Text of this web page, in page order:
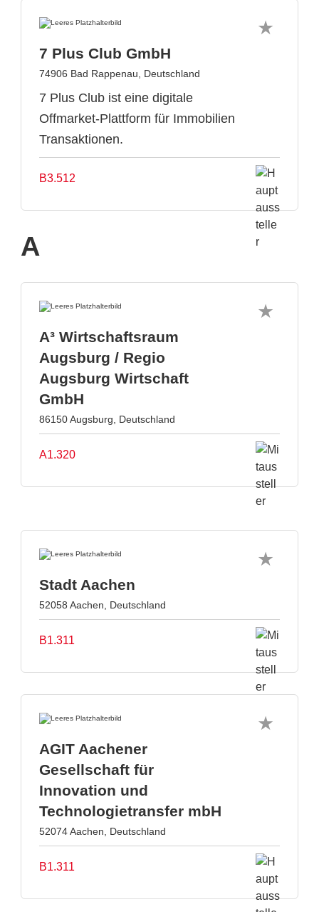
7 Plus Club GmbH
74906 Bad Rappenau, Deutschland
7 Plus Club ist eine digitale
Offmarket-Plattform für Immobilien
Transaktionen.
B3.512
A
A³ Wirtschaftsraum
Augsburg / Regio
Augsburg Wirtschaft
GmbH
86150 Augsburg, Deutschland
A1.320
Stadt Aachen
52058 Aachen, Deutschland
B1.311
AGIT Aachener
Gesellschaft für
Innovation und
Technologietransfer mbH
52074 Aachen, Deutschland
B1.311